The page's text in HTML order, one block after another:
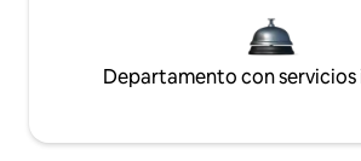
Departamento con